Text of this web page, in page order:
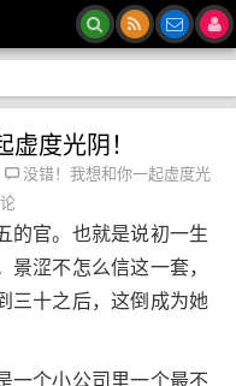
度光阴！
没错！我想和你一起虚度光
的官。也就是说初一生
涩不怎么信这一套，
三十之后，这倒成为她
一个小公司里一个最不